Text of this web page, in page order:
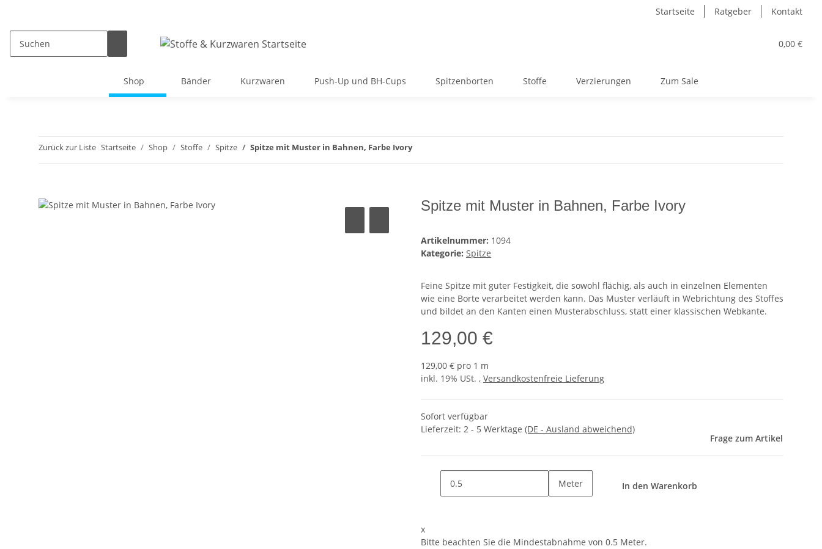
Startseite Ratgeber Kontakt
0,00 €
Shop Bänder Kurzwaren Push-Up und BH-Cups Spitzenborten Stoffe Verzierungen Zum Sale
Zurück zur Liste Startseite Shop Stoffe Spitze Spitze mit Muster in Bahnen, Farbe Ivory
Spitze mit Muster in Bahnen, Farbe Ivory
Artikelnummer: 1094
Kategorie: Spitze
Feine Spitze mit guter Festigkeit, die sowohl flächig, als auch in einzelnen Elementen
wie eine Borte verarbeitet werden kann. Das Muster verläuft in Webrichtung des Stoffes
und bildet an den Kanten einen Musterabschluss, statt einer klassischen Webkante.
129,00 €
129,00 € pro 1 m
inkl. 19% USt. , Versandkostenfreie Lieferung
Sofort verfügbar
Lieferzeit: 2 - 5 Werktage (DE - Ausland abweichend)
Frage zum Artikel
Meter In den Warenkorb
x
Bitte beachten Sie die Mindestabnahme von 0.5 Meter.